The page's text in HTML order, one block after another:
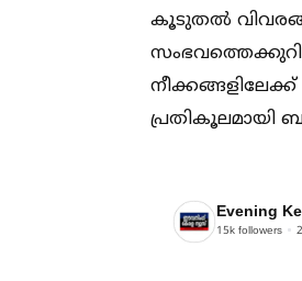
കൂടുതല്‍
പ്രതികൂലമായി
Evening
15k followers